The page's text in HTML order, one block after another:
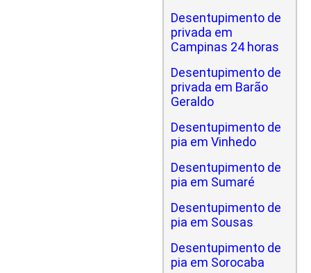
Desentupimento de
privada em
Campinas 24 horas
Desentupimento de
privada em Barão
Geraldo
Desentupimento de
pia em Vinhedo
Desentupimento de
pia em Sumaré
Desentupimento de
pia em Sousas
Desentupimento de
pia em Sorocaba